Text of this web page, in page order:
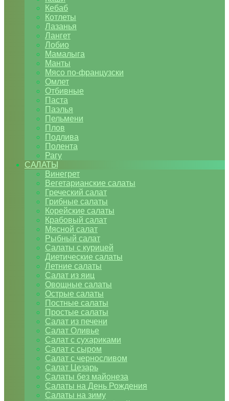
Кебаб
Котлеты
Лазанья
Лангет
Лобио
Мамалыга
Манты
Мясо по-французски
Омлет
Отбивные
Паста
Паэлья
Пельмени
Плов
Подлива
Полента
Рагу
САЛАТЫ
Винегрет
Вегетарианские салаты
Греческий салат
Грибные салаты
Корейские салаты
Крабовый салат
Мясной салат
Рыбный салат
Салаты с курицей
Диетические салаты
Летние салаты
Салат из яиц
Овощные салаты
Острые салаты
Постные салаты
Простые салаты
Салат из печени
Салат Оливье
Салат с сухариками
Салат с сыром
Салат с черносливом
Салат Цезарь
Салаты без майонеза
Салаты на День Рождения
Салаты на зиму